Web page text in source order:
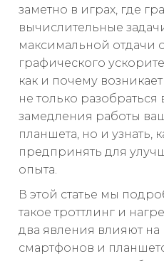
заметно в играх, где
вычислительные
максимальной отдачи
графического
как и почему
не только
замедления работы
планшета, но и
предпринять для
опыта.
В этой статье мы
такое троттлинг и
два явления влияют
смартфонов и